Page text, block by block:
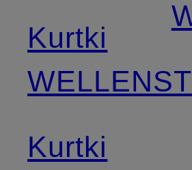
Kurtki
Kurtki